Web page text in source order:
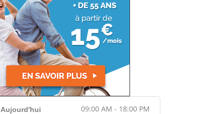
Aujourd'hui 09:00 AM - 18:00 PM